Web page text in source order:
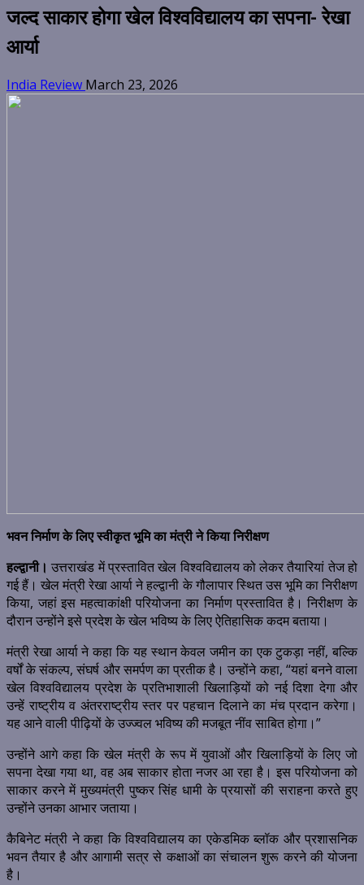
जल्द साकार होगा खेल विश्वविद्यालय का सपना- रेखा
आर्या
India Review March 23, 2026
भवन निर्माण के लिए स्वीकृत भूमि का मंत्री ने किया निरीक्षण
हल्द्वानी।उत्तराखंड में प्रस्तावित खेल विश्वविद्यालय को लेकर तैयारियां तेज हो
गई हैं। खेल मंत्री रेखा आर्या ने हल्द्वानी के गौलापार स्थित उस भूमि का निरीक्षण
किया, जहां इस महत्वाकांक्षी परियोजना का निर्माण प्रस्तावित है। निरीक्षण के
दौरान उन्होंने इसे प्रदेश के खेल भविष्य के लिए ऐतिहासिक कदम बताया।
मंत्री रेखा आर्या ने कहा कि यह स्थान केवल जमीन का एक टुकड़ा नहीं, बल्कि
वर्षों के संकल्प, संघर्ष और समर्पण का प्रतीक है। उन्होंने कहा, “यहां बनने वाला
खेल विश्वविद्यालय प्रदेश के प्रतिभाशाली खिलाड़ियों को नई दिशा देगा और
उन्हें राष्ट्रीय व अंतरराष्ट्रीय स्तर पर पहचान दिलाने का मंच प्रदान करेगा।
यह आने वाली पीढ़ियों के उज्ज्वल भविष्य की मजबूत नींव साबित होगा।”
उन्होंने आगे कहा कि खेल मंत्री के रूप में युवाओं और खिलाड़ियों के लिए जो
सपना देखा गया था, वह अब साकार होता नजर आ रहा है। इस परियोजना को
साकार करने में मुख्यमंत्री पुष्कर सिंह धामी के प्रयासों की सराहना करते हुए
उन्होंने उनका आभार जताया।
कैबिनेट मंत्री ने कहा कि विश्वविद्यालय का एकेडमिक ब्लॉक और प्रशासनिक
भवन तैयार है और आगामी सत्र से कक्षाओं का संचालन शुरू करने की योजना
है।